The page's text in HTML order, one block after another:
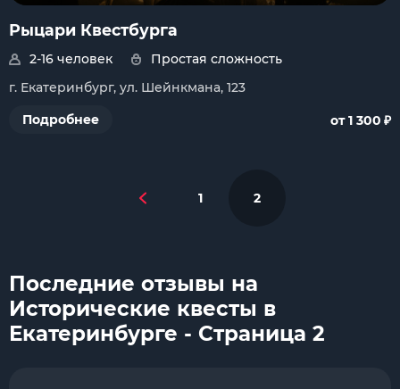
Рыцари Квестбурга
2-16 человек
Простая сложность
г. Екатеринбург, ул. Шейнкмана, 123
Подробнее
от 1 300 ₽
1 2
Последние отзывы на
Исторические квесты в
Екатеринбурге - Страница 2